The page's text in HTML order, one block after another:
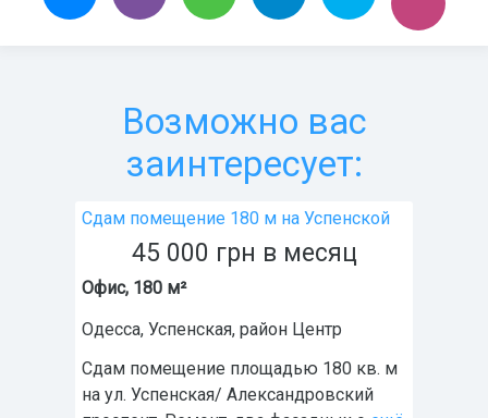
Возможно вас
заинтересует:
Сдам помещение 180 м на Успенской
45 000 грн в месяц
Офис, 180 м²
Одесса, Успенская, район Центр
Сдам помещение площадью 180 кв. м
на ул. Успенская/ Александровский